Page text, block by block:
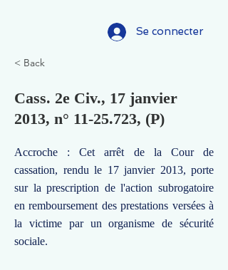
Se connecter
< Back
Cass. 2e Civ., 17 janvier
2013, n° 11-25.723, (P)
Accroche : Cet arrêt de la Cour de
cassation, rendu le 17 janvier 2013, porte
sur la prescription de l'action subrogatoire
en remboursement des prestations versées à
la victime par un organisme de sécurité
sociale.